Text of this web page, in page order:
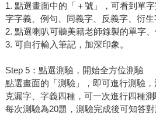
1. 點選畫面中的「＋號」，可看到單
字字義、例句、同義字、反義字、衍生
2. 點選喇叭可聽美籍老師錄製的單字、
3. 可自行輸入筆記，加深印象。
Step 5：點選測驗，開始全方位測驗
點選畫面的「測驗」，即可進行測驗，
克漏字、字義四種，可一次進行四種測
每次測驗為20題，測驗完成後可知答對